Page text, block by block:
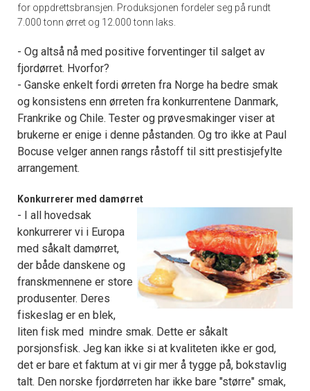
for oppdrettsbransjen. Produksjonen fordeler seg på rundt
7.000 tonn ørret og 12.000 tonn laks.
- Og altså nå med positive forventinger til salget av
fjordørret. Hvorfor?
- Ganske enkelt fordi ørreten fra Norge ha bedre smak
og konsistens enn ørreten fra konkurrentene Danmark,
Frankrike og Chile. Tester og prøvesmakinger viser at
brukerne er enige i denne påstanden. Og tro ikke at Paul
Bocuse velger annen rangs råstoff til sitt prestisjefylte
arrangement.
Konkurrerer med damørret
- I all hovedsak
konkurrerer vi i Europa
med såkalt damørret,
der både danskene og
franskmennene er store
produsenter. Deres
fiskeslag er en blek,
liten fisk med mindre smak. Dette er såkalt
porsjonsfisk. Jeg kan ikke si at kvaliteten ikke er god,
det er bare et faktum at vi gir mer å tygge på, bokstavlig
talt. Den norske fjordørreten har ikke bare "større" smak,